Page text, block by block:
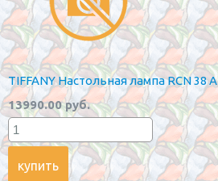
TIFFANY Настольная лампа RCN 38 A
13990.00 руб.